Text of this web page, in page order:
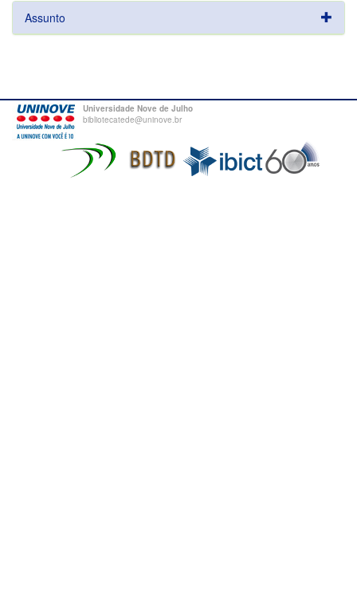
Assunto
Universidade Nove de Julho
bibliotecatede@uninove.br